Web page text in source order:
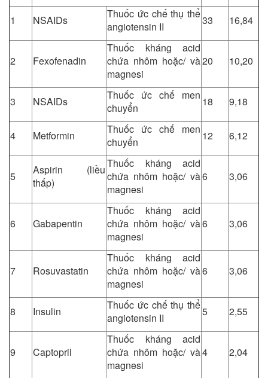
1
NSAIDs
Thuốc ức chế thụ thể
angiotensin II
33 16,84
2 Fexofenadin
Thuốc kháng acid
chứa nhôm hoặc/ và
magnesi
20 10,20
3 NSAIDs
Thuốc ức chế men
chuyển
18 9,18
4 Metformin
Thuốc ức chế men
chuyển
12 6,12
5
Aspirin (liều
thấp)
Thuốc kháng acid
chứa nhôm hoặc/ và
magnesi
6 3,06
6 Gabapentin
Thuốc kháng acid
chứa nhôm hoặc/ và
magnesi
6 3,06
7 Rosuvastatin
Thuốc kháng acid
chứa nhôm hoặc/ và
magnesi
6 3,06
8 Insulin
Thuốc ức chế thụ thể
angiotensin II
5 2,55
9 Captopril
Thuốc kháng acid
chứa nhôm hoặc/ và
magnesi
4 2,04